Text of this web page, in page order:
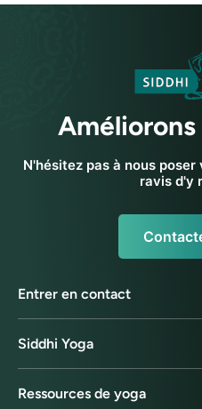
Améliorons
N'hésitez pas à nous
ravis d'y
Entrer en contact
Siddhi Yoga
Ressources de yoga